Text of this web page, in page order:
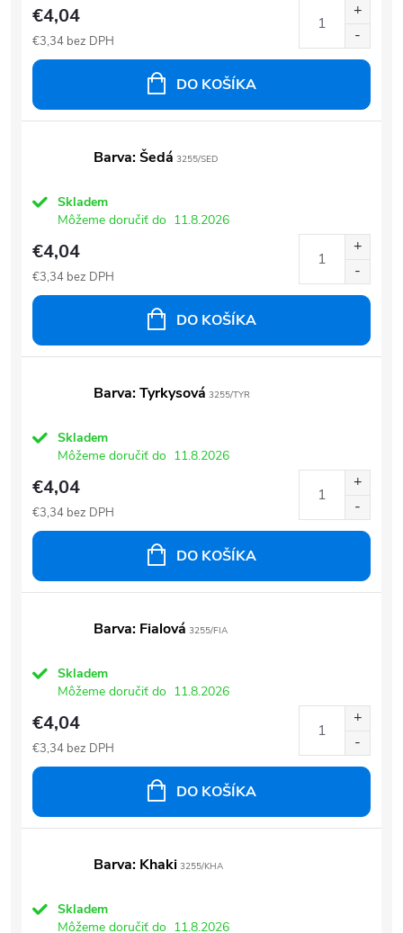
€4,04
€3,34 bez DPH
DO KOŠÍKA
Barva: Šedá 3255/SED
Skladem
Môžeme doručiť do 11.8.2026
€4,04
€3,34 bez DPH
DO KOŠÍKA
Barva: Tyrkysová 3255/TYR
Skladem
Môžeme doručiť do 11.8.2026
€4,04
€3,34 bez DPH
DO KOŠÍKA
Barva: Fialová 3255/FIA
Skladem
Môžeme doručiť do 11.8.2026
€4,04
€3,34 bez DPH
DO KOŠÍKA
Barva: Khaki 3255/KHA
Skladem
Môžeme doručiť do 11.8.2026